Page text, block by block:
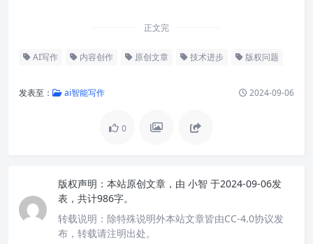
正文完
AI写作 内容创作 原创文章 技术进步 版权问题
发表至： ai智能写作 2024-09-06
0
版权声明： 本站原创文章，由 小智 于2024-09-06发
表，共计986字。
转载说明： 除特殊说明外本站文章皆由CC-4.0协议发
布，转载请注明出处。